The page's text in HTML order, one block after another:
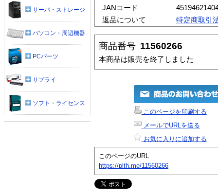
JANコード
返品について
特定商取引
商品番号 11560266
本商品は販売を終了しました
このページを印刷する
メールでURLを送る
お気に入りに追加する
このページのURL
https://plth.me/11560266
サーバ・ストレージ
パソコン・周辺機器
PCパーツ
サプライ
ソフト・ライセンス